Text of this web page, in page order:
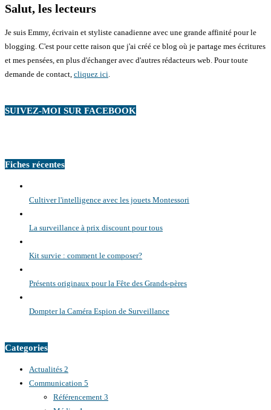
Salut, les lecteurs
Je suis Emmy, écrivain et styliste canadienne avec une grande affinité pour le
blogging. C'est pour cette raison que j'ai créé ce blog où je partage mes écritures
et mes pensées, en plus d'échanger avec d'autres rédacteurs web. Pour toute
demande de contact, cliquez ici
SUIVEZ-MOI SUR FACEBOOK
Fiches récentes
Cultiver l'intelligence avec les jouets Montessori
La surveillance à prix discount pour tous
Kit survie : comment le composer?
Présents originaux pour la Fête des Grands-pères
Dompter la Caméra Espion de Surveillance
Categories
Actualités 2
Communication 5
Référencement 3